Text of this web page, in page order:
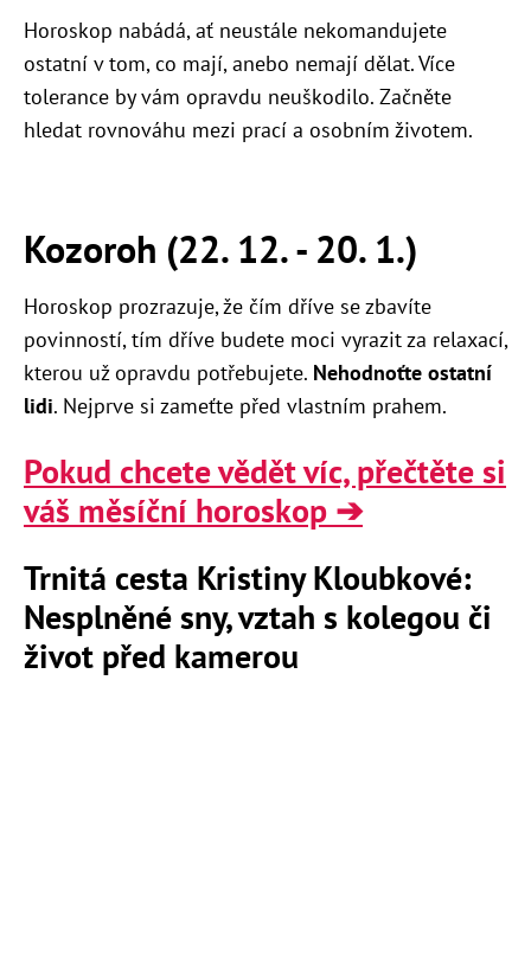
Horoskop nabádá, ať neustále nekomandujete
ostatní v tom, co mají, anebo nemají dělat. Více
tolerance by vám opravdu neuškodilo. Začněte
hledat rovnováhu mezi prací a osobním životem.
Kozoroh (22. 12. - 20. 1.)
Horoskop prozrazuje, že čím dříve se zbavíte
povinností, tím dříve budete moci vyrazit za relaxací,
kterou už opravdu potřebujete. Nehodnoťte ostatní
lidi. Nejprve si zameťte před vlastním prahem.
Pokud chcete vědět víc, přečtěte si
váš měsíční horoskop ➔
Trnitá cesta Kristiny Kloubkové:
Nesplněné sny, vztah s kolegou či
život před kamerou